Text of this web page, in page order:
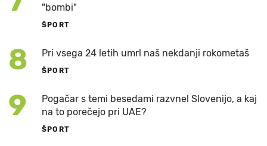
"bombi"
ŠPORT
8 Pri vsega 24 letih umrl naš nekdanji rokometaš
ŠPORT
9
Pogačar s temi besedami razvnel Slovenijo, a kaj
na to porečejo pri UAE?
ŠPORT